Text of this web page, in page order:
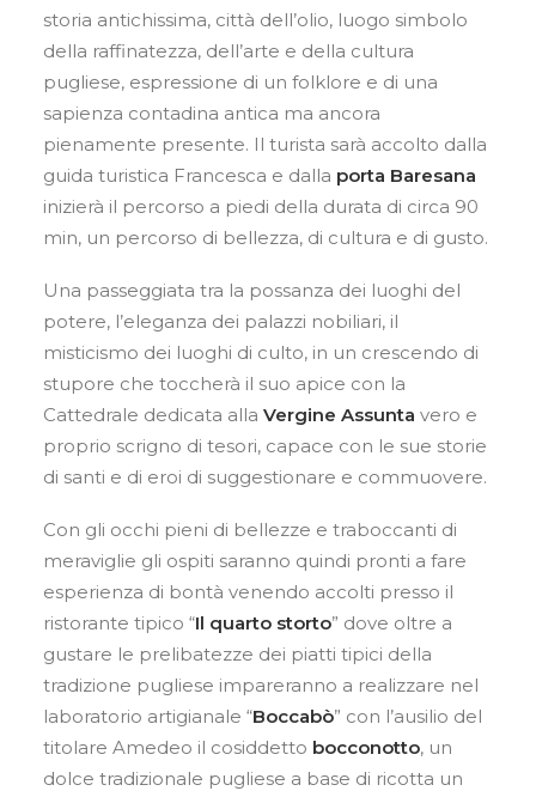
storia antichissima, città dell’olio, luogo simbolo
della raffinatezza, dell’arte e della cultura
pugliese, espressione di un folklore e di una
sapienza contadina antica ma ancora
pienamente presente. Il turista sarà accolto dalla
guida turistica Francesca e dalla porta Baresana
inizierà il percorso a piedi della durata di circa 90
min, un percorso di bellezza, di cultura e di gusto.
Una passeggiata tra la possanza dei luoghi del
potere, l’eleganza dei palazzi nobiliari, il
misticismo dei luoghi di culto, in un crescendo di
stupore che toccherà il suo apice con la
Cattedrale dedicata alla Vergine Assunta vero e
proprio scrigno di tesori, capace con le sue storie
di santi e di eroi di suggestionare e commuovere.
Con gli occhi pieni di bellezze e traboccanti di
meraviglie gli ospiti saranno quindi pronti a fare
esperienza di bontà venendo accolti presso il
ristorante tipico “Il quarto storto” dove oltre a
gustare le prelibatezze dei piatti tipici della
tradizione pugliese impareranno a realizzare nel
laboratorio artigianale “Boccabò” con l’ausilio del
titolare Amedeo il cosiddetto bocconotto, un
dolce tradizionale pugliese a base di ricotta un